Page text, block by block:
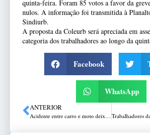
quinta-feira. Foram 85 votos a favor da
nulos. A informação foi transmitida à
Sindiurb.
A proposta da Coleurb será apreciada em
categoria dos trabalhadores ao longo da
Facebook
WhatsApp
ANTERIOR
Acidente entre carro e moto deixa motoboy ferido na Vera Cruz